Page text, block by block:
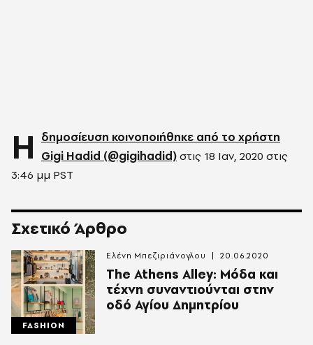
Η δημοσίευση κοινοποιήθηκε από το χρήστη
Gigi Hadid (@gigihadid)στις 18 Ιαν, 2020 στις
3:46 μμ PST
Σχετικό Άρθρο
FASHION
The Athens Alley: Μόδα και
τέχνη συναντιούνται στην
οδό Αγίου Δημητρίου
Ελένη Μπεζιριάνογλου 20.06.2020